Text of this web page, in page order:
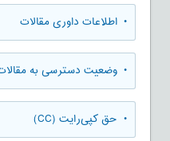
• اطلاعات داوری مقالات
• وضعیت دسترسی به مقالات
• حق کپی‌رایت (CC)